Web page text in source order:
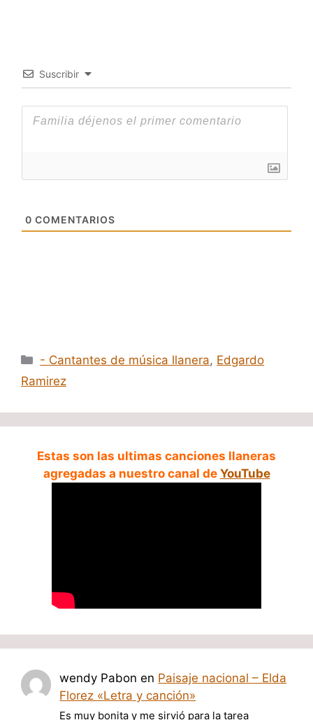
Suscribir
0 COMENTARIOS
Categorías
- Cantantes de música llanera, Edgardo
Ramirez
Estas son las ultimas canciones llaneras
agregadas a nuestro canal de YouTube
wendy Pabon en Paisaje nacional – Elda
Florez «Letra y canción»
Es muy bonita y me sirvió para la tarea